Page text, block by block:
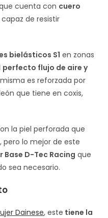
cuenta con cuero
capaz de resistir
bielásticos S1 en zonas
perfecto flujo de aire y
misma es reforzada por
que tiene en coxis,
la piel perforada que
lo mejor de este
Base D-Tec Racing que
sea necesario.
Dainese, este tiene la